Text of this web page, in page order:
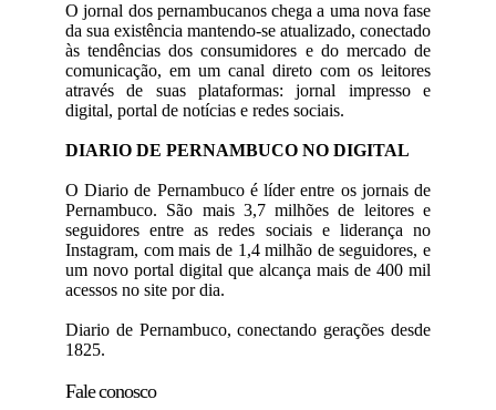
O jornal dos pernambucanos chega a uma nova fase
da sua existência mantendo-se atualizado, conectado
às tendências dos consumidores e do mercado de
comunicação, em um canal direto com os leitores
através de suas plataformas: jornal impresso e
digital, portal de notícias e redes sociais.
DIARIO DE PERNAMBUCO NO DIGITAL
O Diario de Pernambuco é líder entre os jornais de
Pernambuco. São mais 3,7 milhões de leitores e
seguidores entre as redes sociais e liderança no
Instagram, com mais de 1,4 milhão de seguidores, e
um novo portal digital que alcança mais de 400 mil
acessos no site por dia.
Diario de Pernambuco, conectando gerações desde
1825.
Fale conosco